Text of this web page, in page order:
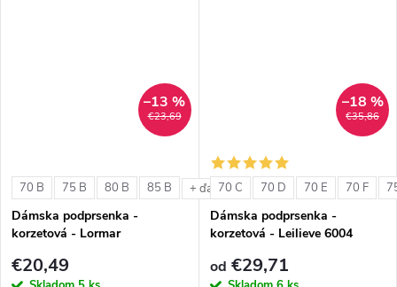
€23,69
–13 %
70 B 75 B 80 B 85 B + ďalšie
Dámska podprsenka -
korzetová - Lormar
€20,49
€35,86
–18 %
70 C 70 D 70 E 70 F
Dámska podprsenka -
korzetová - Leilieve 6004
od €29,71